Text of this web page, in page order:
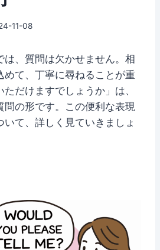
11-08
は、質問は欠かせません。相
めて、丁寧に尋ねることが重
だけますでしょうか」は、
問の形です。この便利な表現
て、詳しく見ていきましょ